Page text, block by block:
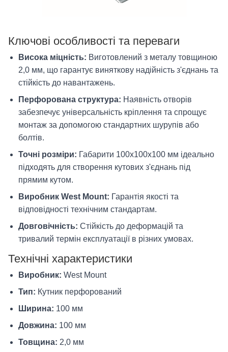
Ключові особливості та переваги
Висока міцність: Виготовлений з металу товщиною
2,0 мм, що гарантує виняткову надійність з'єднань та
стійкість до навантажень.
Перфорована структура: Наявність отворів
забезпечує універсальність кріплення та спрощує
монтаж за допомогою стандартних шурупів або
болтів.
Точні розміри: Габарити 100х100х100 мм ідеально
підходять для створення кутових з'єднань під
прямим кутом.
Виробник West Mount: Гарантія якості та
відповідності технічним стандартам.
Довговічність: Стійкість до деформацій та
тривалий термін експлуатації в різних умовах.
Технічні характеристики
Виробник: West Mount
Тип: Кутник перфорований
Ширина: 100 мм
Довжина: 100 мм
Товщина: 2,0 мм